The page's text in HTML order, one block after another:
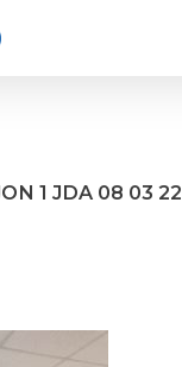
1 JDA 08 03 22